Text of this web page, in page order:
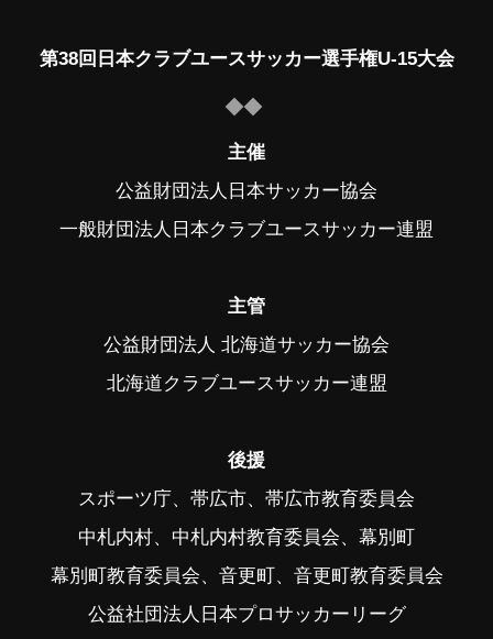
第38回日本クラブユースサッカー選手権U-15大会
主催
公益財団法人日本サッカー協会
一般財団法人日本クラブユースサッカー連盟
主管
公益財団法人 北海道サッカー協会
北海道クラブユースサッカー連盟
後援
スポーツ庁、帯広市、帯広市教育委員会
中札内村、中札内村教育委員会、幕別町
幕別町教育委員会、音更町、音更町教育委員会
公益社団法人日本プロサッカーリーグ